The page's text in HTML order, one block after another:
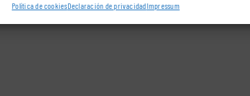
Política de cookiesDeclaración de privacidadImpressum